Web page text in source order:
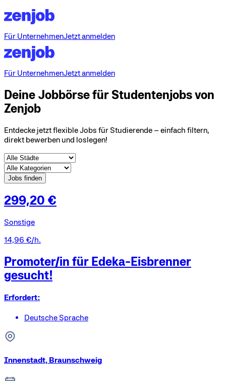
Für UnternehmenJetzt anmelden
Für UnternehmenJetzt anmelden
Deine Jobbörse für Studentenjobs von
Zenjob
Entdecke jetzt flexible Jobs für Studierende – einfach filtern,
direkt bewerben und loslegen!
Jobs finden
299,20 €
Sonstige
14,96 €/h.
Promoter/in für Edeka-Eisbrenner
gesucht!
Erfordert:
Deutsche Sprache
Innenstadt, Braunschweig